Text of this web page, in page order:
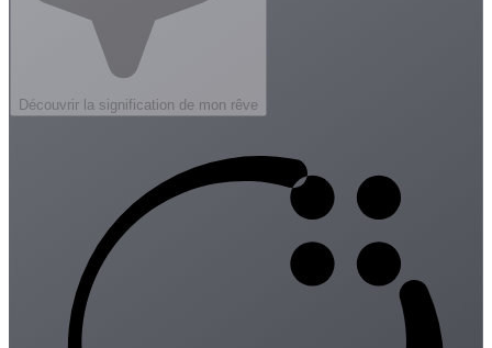
Découvrir la signification de mon rêve